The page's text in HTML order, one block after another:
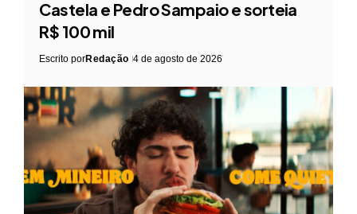
Castela e Pedro Sampaio e sorteia
R$ 100 mil
Escrito porRedação 4 de agosto de 2026